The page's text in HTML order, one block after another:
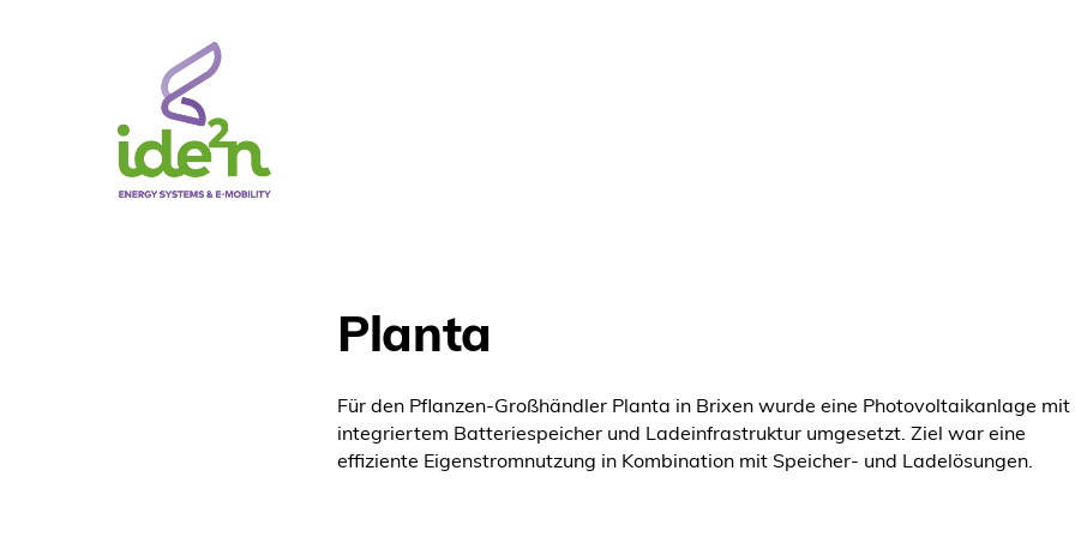
Planta
Für den Pflanzen-Großhändler Planta in Brixen wurde eine Photovoltaikanlage mit
integriertem Batteriespeicher und Ladeinfrastruktur umgesetzt. Ziel war eine
effiziente Eigenstromnutzung in Kombination mit Speicher- und Ladelösungen.